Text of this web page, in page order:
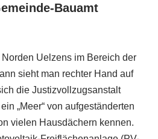
Bauamt
Uelzens im Bereich der
sieht man rechter Hand auf
die Justizvollzugsanstalt
„Meer“ von aufgeständerten
vielen Hausdächern kennen.